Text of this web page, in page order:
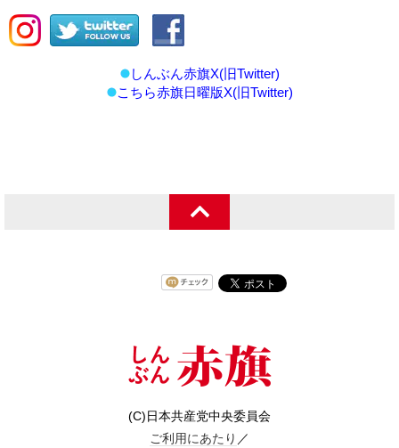
しんぶん赤旗X(旧Twitter)
こちら赤旗日曜版X(旧Twitter)
(C)日本共産党中央委員会
ご利用にあたり ／